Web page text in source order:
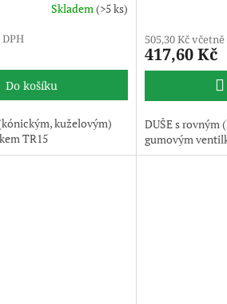
Skladem(>5 ks)
Do košíku
kuželovým)
TR15
505,30 Kč včetně
417,60 Kč
DUŠE s rovným
gumovým